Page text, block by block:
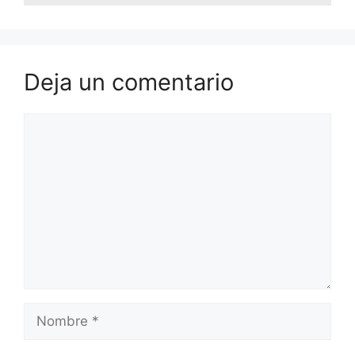
Deja un comentario
Nombre